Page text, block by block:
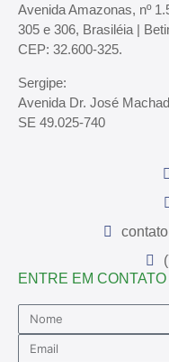
Avenida Amazonas, nº
305 e 306, Brasiléia |
CEP: 32.600-325.
Sergipe:
Avenida Dr. José
SE 49.025-740
ENTRE EM